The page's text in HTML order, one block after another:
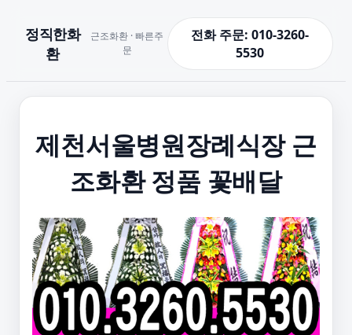
정직한화
환
근조화환 · 빠른주
문
전화 주문: 010-3260-
5530
제천서울병원장례식장 근
조화환 정품 꽃배달